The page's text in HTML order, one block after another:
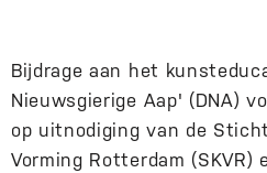
Bijdrage aan het
Nieuwsgierige Aap' (DNA)
op uitnodiging van de
Vorming Rotterdam (SKVR)